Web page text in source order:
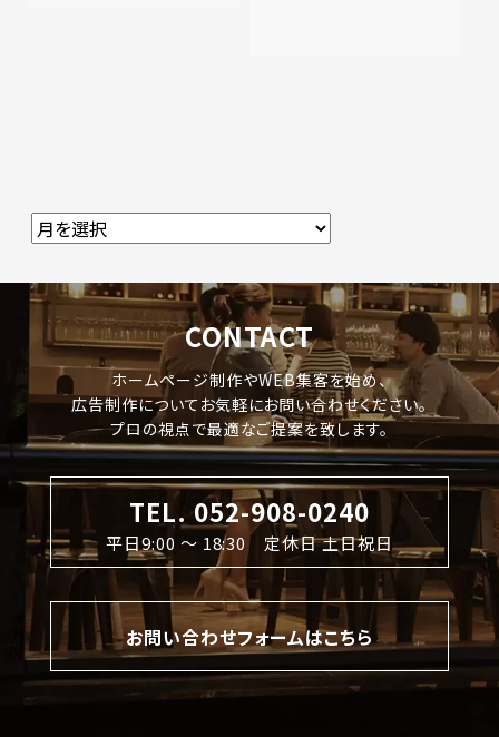
CONTACT
ホームページ制作やWEB集客を始め、
広告制作についてお気軽にお問い合わせください。
プロの視点で最適なご提案を致します。
TEL. 052-908-0240
平日9:00 〜 18:30 定休日 土日祝日
お問い合わせフォームはこちら